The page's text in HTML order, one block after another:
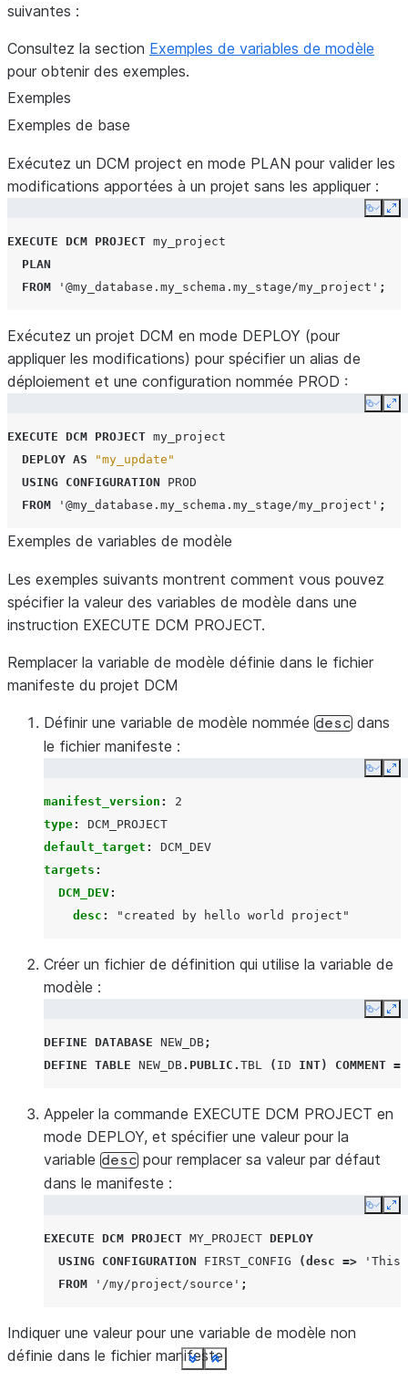
Show less
See moreShow less
See more
changeset[].changes[].changes[].kind
Type
changeset[].changes[].changes[].item_id
le
changeset[].changes[].changes[].changes
Show less
See moreShow less
See moreShow less
See moreShow less
See moreShow less
See more
suivantes :
Consultez la section Exemples de variables de modèle
pour obtenir des exemples.
Exemples
Exemples de base
Exécutez un DCM project en mode PLAN pour valider les
modifications apportées à un projet sans les appliquer :
Copy
EXECUTE DCM PROJECT my_project
PLAN
FROM
'@my_database.my_schema.my_stage/my_project' ;
Show less
See more
Exécutez un projet DCM en mode DEPLOY (pour
appliquer les modifications) pour spécifier un alias de
déploiement et une configuration nommée PROD :
Copy
EXECUTE DCM PROJECT my_project
DEPLOY AS
"my_update"
USING CONFIGURATION
PROD
FROM
'@my_database.my_schema.my_stage/my_project' ;
Show less
See more
Exemples de variables de modèle
Les exemples suivants montrent comment vous pouvez
spécifier la valeur des variables de modèle dans une
instruction EXECUTE DCM PROJECT.
Remplacer la variable de modèle définie dans le fichier
manifeste du projet DCM
Définir une variable de modèle nommée desc dans
le fichier manifeste :
Copy
manifest_version :
2
type:
DCM_PROJECT
default_target :
DCM_DEV
targets :
DCM_DEV:
desc : "created by hello world project"
Show less
See more
Créer un fichier de définition qui utilise la variable de
modèle :
Copy
DEFINE DATABASE NEW_DB;
DEFINE TABLE NEW_DB. PUBLIC . TBL ( ID INT) COMMENT =
Show less
See more
Appeler la commande EXECUTE DCM PROJECT en
mode DEPLOY, et spécifier une valeur pour la
variable desc pour remplacer sa valeur par défaut
dans le manifeste :
Copy
EXECUTE DCM PROJECT MY_PROJECT DEPLOY
USING CONFIGURATION FIRST_CONFIG (desc =>
'This
FROM
'/my/project/source' ;
Show less
See more
Indiquer une valeur pour une variable de modèle non
définie dans le fichier manifesteShow less
See moreShow less
See more